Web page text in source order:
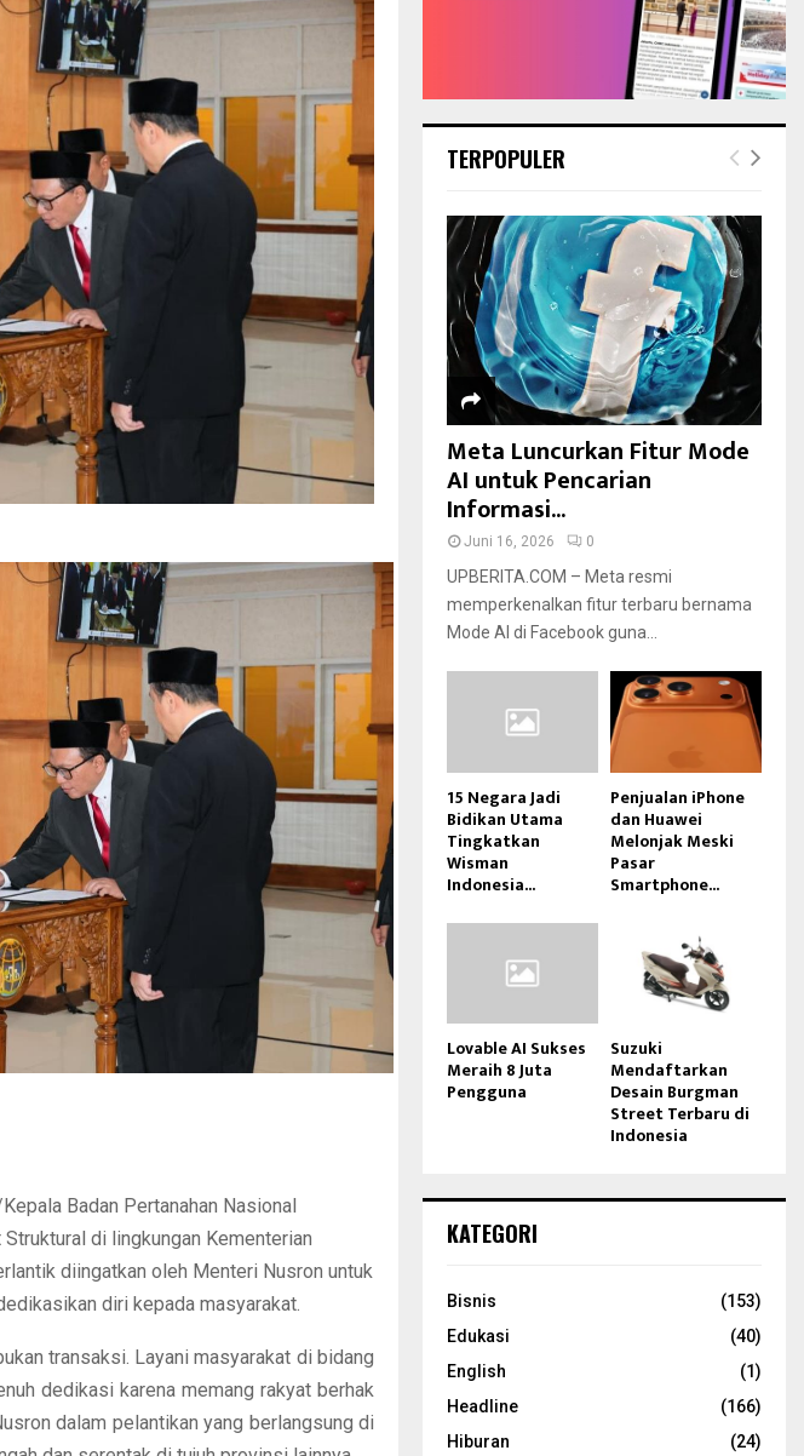
Badan Pertanahan Nasional
di lingkungan Kementerian
diingatkan oleh Menteri Nusron untuk
diri kepada masyarakat.
transaksi. Layani masyarakat di bidang
dedikasi karena memang rakyat berhak
dalam pelantikan yang berlangsung di
TERPOPULER
Meta Luncurkan Fitur Mode
AI untuk Pencarian
Informasi...
Juni 16, 2026 0
UPBERITA.COM – Meta resmi
memperkenalkan fitur terbaru bernama
Mode AI di Facebook guna...
15 Negara Jadi
Bidikan Utama
Tingkatkan
Wisman
Indonesia...
Penjualan iPhone
dan Huawei
Melonjak Meski
Pasar
Smartphone...
Lovable AI Sukses
Meraih 8 Juta
Pengguna
Suzuki
Mendaftarkan
Desain Burgman
Street Terbaru di
Indonesia
KATEGORI
Bisnis
(153)
Edukasi
(40)
English
(1)
Headline
(166)
Hiburan
(24)